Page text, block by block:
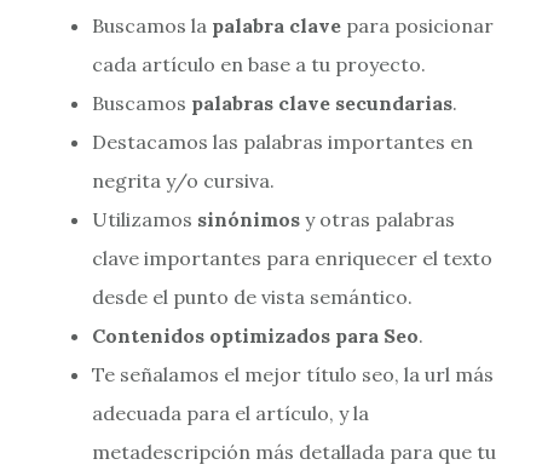
Buscamos la palabra clavepara posicionar
cada artículo en base a tu proyecto.
Buscamos palabras clave secundarias.
Destacamos las palabras importantes en
negrita y/o cursiva.
Utilizamos sinónimosy otras palabras
clave importantes para enriquecer el texto
desde el punto de vista semántico.
Contenidos optimizados para Seo.
Te señalamos el mejor título seo, la url más
adecuada para el artículo, y la
metadescripción más detallada para que tu